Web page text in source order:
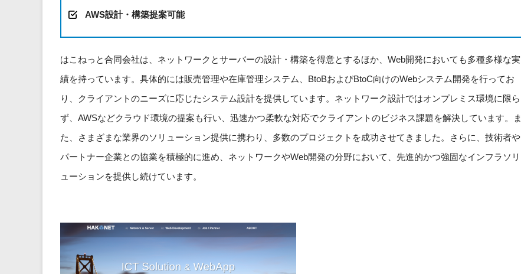
AWS設計・構築提案可能
はこねっと合同会社は、ネットワークとサーバーの設計・構築を得意とするほか、Web開発においても多種多様な実
績を持っています。具体的には販売管理や在庫管理システム、BtoBおよびBtoC向けのWebシステム開発を行ってお
り、クライアントのニーズに応じたシステム設計を提供しています。ネットワーク設計ではオンプレミス環境に限ら
ず、AWSなどクラウド環境の提案も行い、迅速かつ柔軟な対応でクライアントのビジネス課題を解決しています。ま
た、さまざまな業界のソリューション提供に携わり、多数のプロジェクトを成功させてきました。さらに、技術者や
パートナー企業との協業を積極的に進め、ネットワークやWeb開発の分野において、先進的かつ強固なインフラソリ
ューションを提供し続けています。